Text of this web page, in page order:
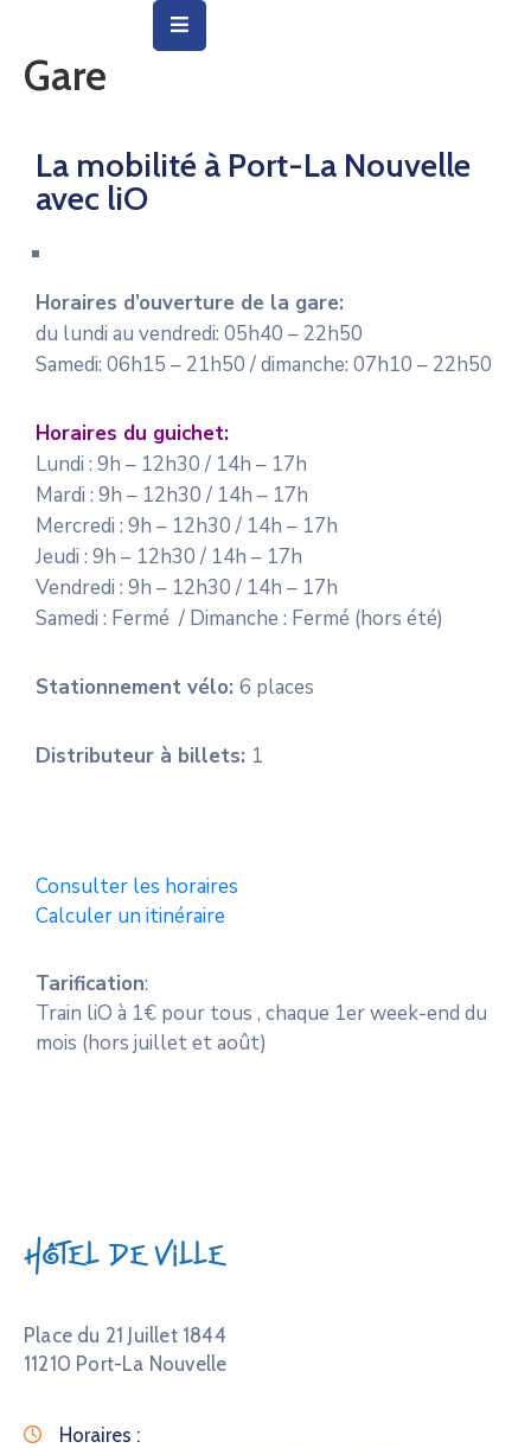
Social
Education
Arts
Culture
Gare
La mobilité à Port-La Nouvelle
avec liO
Horaires d’ouverture de la gare:
du lundi au vendredi: 05h40 – 22h50
Samedi: 06h15 – 21h50 / dimanche: 07h10 – 22h50
Horaires du guichet:
Lundi : 9h – 12h30 / 14h – 17h
Mardi : 9h – 12h30 / 14h – 17h
Mercredi : 9h – 12h30 / 14h – 17h
Jeudi : 9h – 12h30 / 14h – 17h
Vendredi : 9h – 12h30 / 14h – 17h
Samedi : Fermé / Dimanche : Fermé (hors été)
Stationnement vélo: 6 places
Distributeur à billets: 1
Consulter les horaires
Calculer un itinéraire
Tarification:
Train liO à 1€ pour tous , chaque 1er week-end du
mois (hors juillet et août)
Hôtel de Ville
Place du 21 Juillet 1844
11210 Port-La Nouvelle
Horaires :